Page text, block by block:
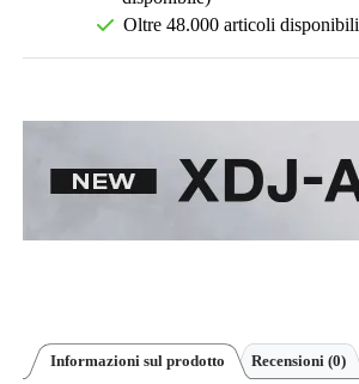
Oltre 48.000 articoli disponibili
Informazioni sul prodotto Recensioni (0)